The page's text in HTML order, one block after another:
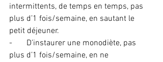
intermittents, de temps en temps, pas
plus d’1 fois/semaine, en sautant le
petit déjeuner.
- D’instaurer une monodiète, pas
plus d’1 fois/semaine, en ne